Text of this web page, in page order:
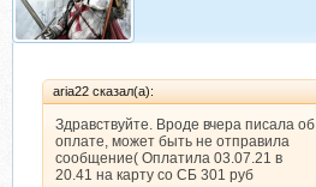
aria22 сказал(а):
Здравствуйте. Вроде вчера писала об
оплате, может быть не отправила
сообщение( Оплатила 03.07.21 в
20.41 на карту со СБ 301 руб